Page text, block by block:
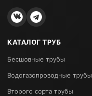
КАТАЛОГ ТРУБ
Бесшовные трубы
Водогазопроводные трубы
Второго сорта трубы